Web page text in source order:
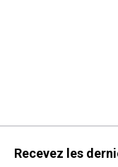
Recevez les